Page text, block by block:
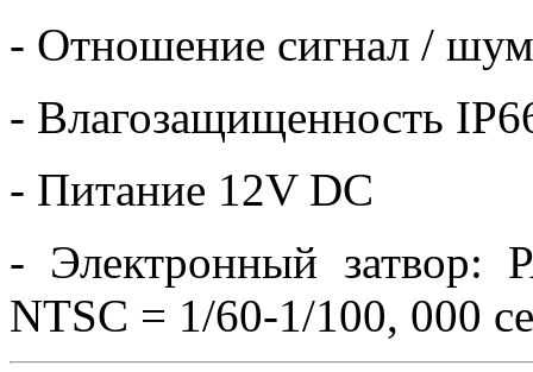
- Отношение сигнал /
- Влагозащищенность
- Питание 12V DC
- Электронный затвор:
NTSC = 1/60-1/100, 000